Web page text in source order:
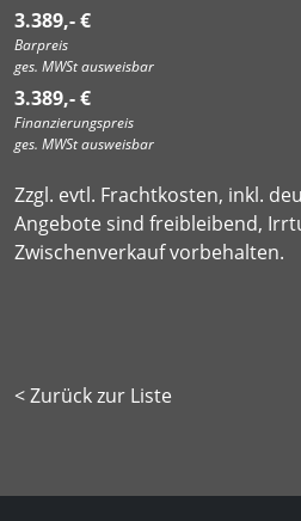
3.389,- €
Barpreis
ges. MWSt ausweisbar
3.389,- €
Finanzierungspreis
ges. MWSt ausweisbar
Zzgl. evtl. Frachtkosten, inkl.
Angebote sind freibleibend,
Zwischenverkauf vorbehalten.
< Zurück zur Liste